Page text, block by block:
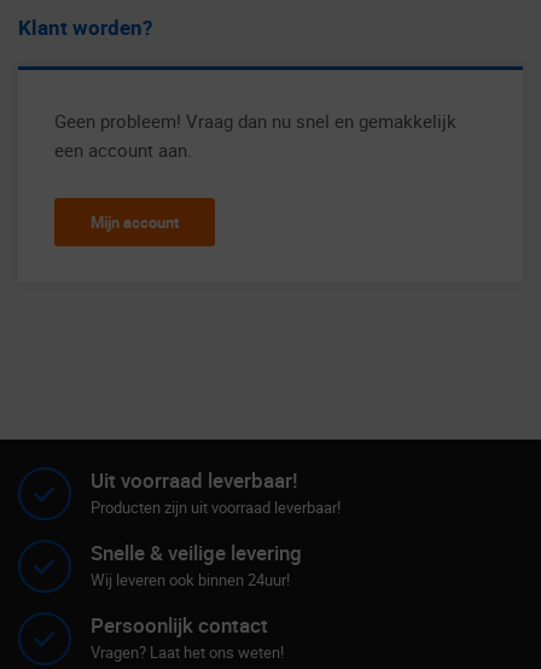
Klant worden?
Geen probleem! Vraag dan nu snel en gemakkelijk
een account aan.
Mijn account
Uit voorraad leverbaar!
Producten zijn uit voorraad leverbaar!
Snelle & veilige levering
Wij leveren ook binnen 24uur!
Persoonlijk contact
Vragen? Laat het ons weten!